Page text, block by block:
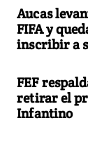
Aucas
FIFA y
inscribir a
FEF
retirar el
Infantino